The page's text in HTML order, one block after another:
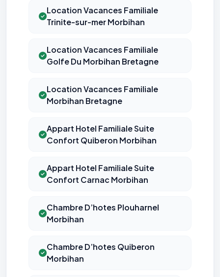
Location Vacances Familiale
Trinite-sur-mer Morbihan
Location Vacances Familiale
Golfe Du Morbihan Bretagne
Location Vacances Familiale
Morbihan Bretagne
Appart Hotel Familiale Suite
Confort Quiberon Morbihan
Appart Hotel Familiale Suite
Confort Carnac Morbihan
Chambre D’hotes Plouharnel
Morbihan
Chambre D’hotes Quiberon
Morbihan